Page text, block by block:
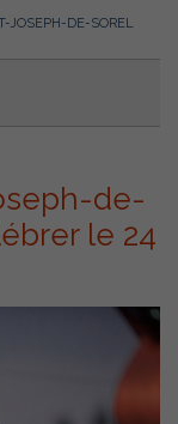
JOSEPH-DE-SOREL
de-
le 24